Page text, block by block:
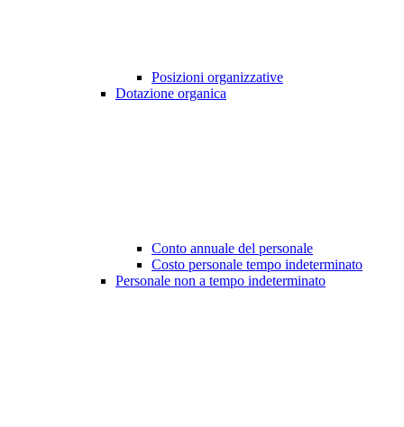
Posizioni organizzative
Dotazione organica
Conto annuale del personale
Costo personale tempo indeterminato
Personale non a tempo indeterminato